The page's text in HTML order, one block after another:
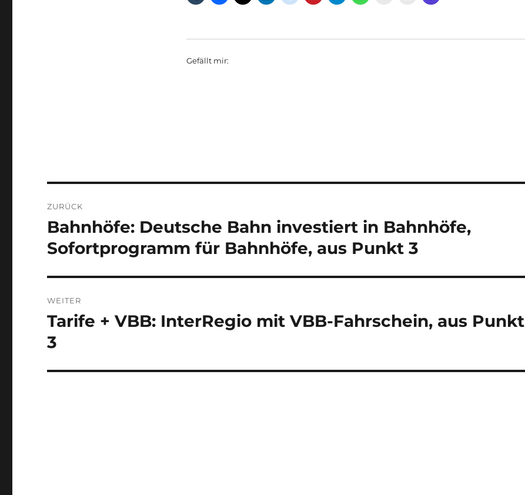
Gefällt mir:
ZURÜCK
Vorheriger
Beitrag:
Bahnhöfe: Deutsche Bahn investiert in Bahnhöfe,
Sofortprogramm für Bahnhöfe, aus Punkt 3
WEITER
Nächster
Beitrag:
Tarife + VBB: InterRegio mit VBB-Fahrschein, aus Punkt
3